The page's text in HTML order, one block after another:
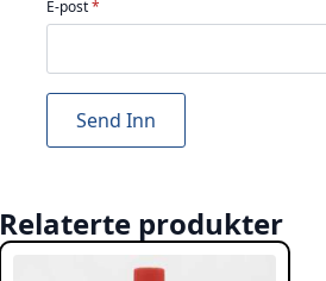
E-post*
Relaterte produkter